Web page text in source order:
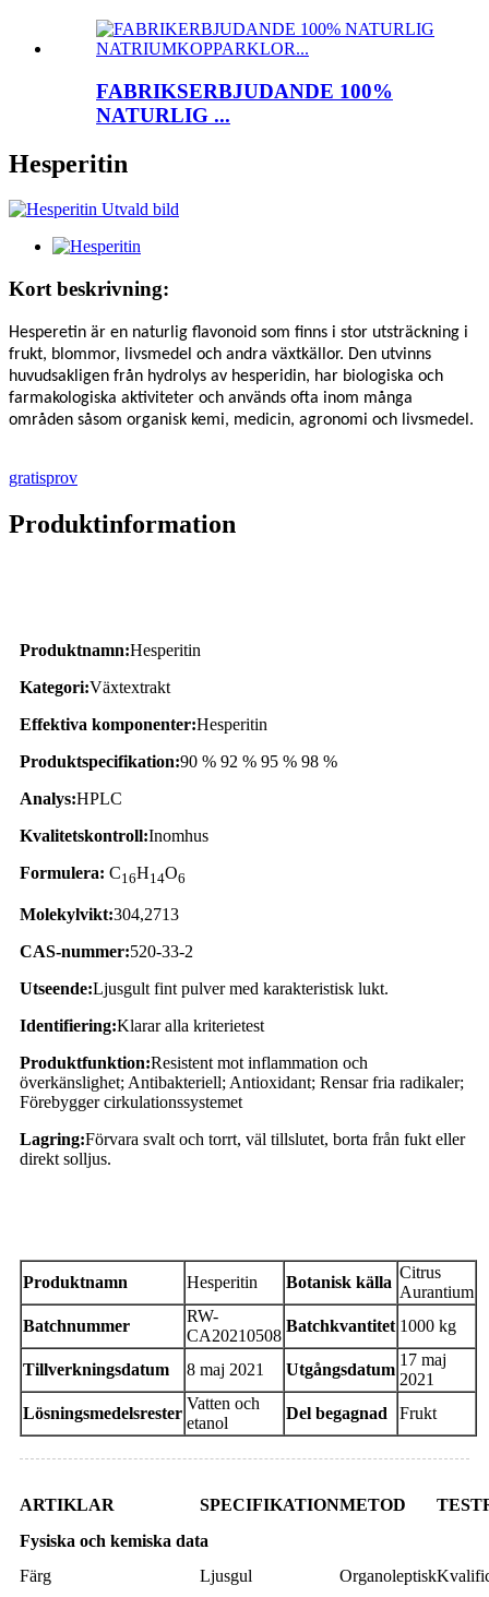
FABRIKSERBJUDANDE 100%
NATURLIG ...
Hesperitin
Kort beskrivning:
Hesperetin är en naturlig flavonoid som finns i stor utsträckning i
frukt, blommor, livsmedel och andra växtkällor. Den utvinns
huvudsakligen från hydrolys av hesperidin, har biologiska och
farmakologiska aktiviteter och används ofta inom många
områden såsom organisk kemi, medicin, agronomi och livsmedel.
gratisprov
Produktinformation
Produktnamn:Hesperitin
Kategori:Växtextrakt
Effektiva komponenter:Hesperitin
Produktspecifikation:90 % 92 % 95 % 98 %
Analys:HPLC
Kvalitetskontroll:Inomhus
Formulera: C16H1 4O6
Molekylvikt:304,2713
CAS-nummer:520-33-2
Utseende:Ljusgult fint pulver med karakteristisk lukt.
Identifiering:Klarar alla kriterietest
Produktfunktion:Resistent mot inflammation och
överkänslighet; Antibakteriell; Antioxidant; Rensar fria radikaler;
Förebygger cirkulationssystemet
Lagring:Förvara svalt och torrt, väl tillslutet, borta från fukt eller
direkt solljus.
Produktnamn Hesperitin Botanisk källa
Citrus
Aurantium
Batchnummer
RW-
CA20210508
Batchkvantitet 1000 kg
Tillverkningsdatum 8 maj 2021 Utgångsdatum
17 maj
2021
Lösningsmedelsrester
Vatten och
etanol
Del begagnad Frukt
ARTIKLAR SPECIFIKATIONMETOD
Fysiska och kemiska data
Färg
Ljusgul Organoleptisk